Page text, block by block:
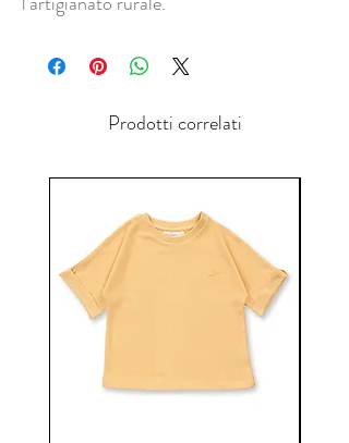
Prodotti correlati